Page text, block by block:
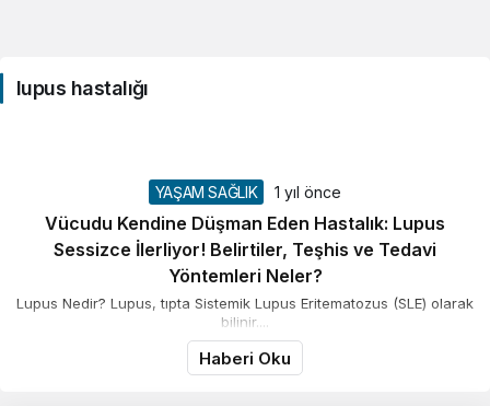
lupus hastalığı
YAŞAM SAĞLIK 1 yıl önce
Vücudu Kendine Düşman Eden Hastalık: Lupus
Sessizce İlerliyor! Belirtiler, Teşhis ve Tedavi
Yöntemleri Neler?
Lupus Nedir? Lupus, tıpta Sistemik Lupus Eritematozus (SLE) olarak
bilinir....
Haberi Oku